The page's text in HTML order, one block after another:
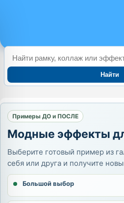
Найти
Примеры ДО и ПОСЛЕ
Модные эффекты
Выберите готовый пример из
себя или друга и получите
Большой выбор